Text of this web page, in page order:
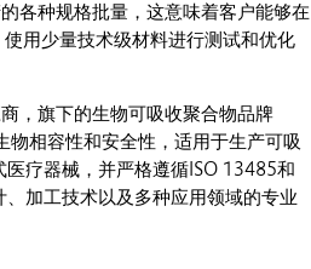
各种规格批量，这意味着客户能够在
用少量技术级材料进行测试和优化
，旗下的生物可吸收聚合物品牌
物相容性和安全性，适用于生产可吸
疗器械，并严格遵循ISO 13485和
加工技术以及多种应用领域的专业